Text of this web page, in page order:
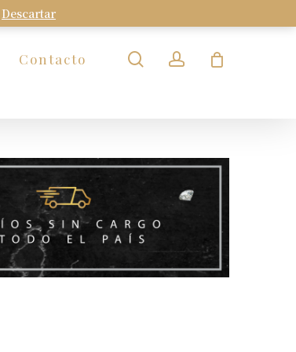
Descartar
Contacto searchaccount